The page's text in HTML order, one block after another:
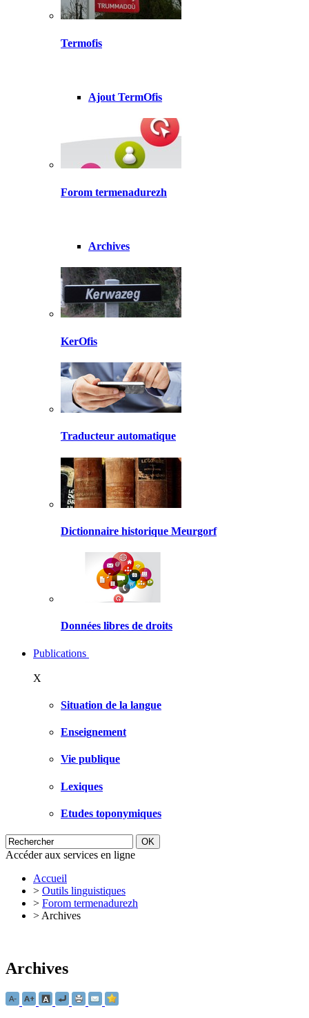
Termofis
Ajout TermOfis
Forom termenadurezh
Archives
KerOfis
Traducteur automatique
Dictionnaire historique Meurgorf
Données libres de droits
Publications
X
Situation de la langue
Enseignement
Vie publique
Lexiques
Etudes toponymiques
Accéder aux services en ligne
Accueil
> Outils linguistiques
> Forom termenadurezh
> Archives
Archives